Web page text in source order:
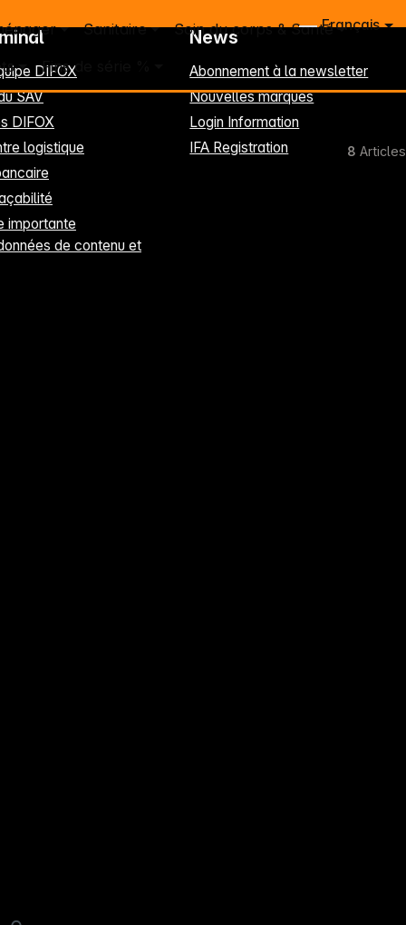
Français
Sanitaire Soin du corps & Santé
Fins de série %
8 Articles
DIFOX
SAV
DIFOX
logistique
importante
de contenu et
News
Abonnement à la newsletter
Nouvelles marques
Login Information
IFA Registration